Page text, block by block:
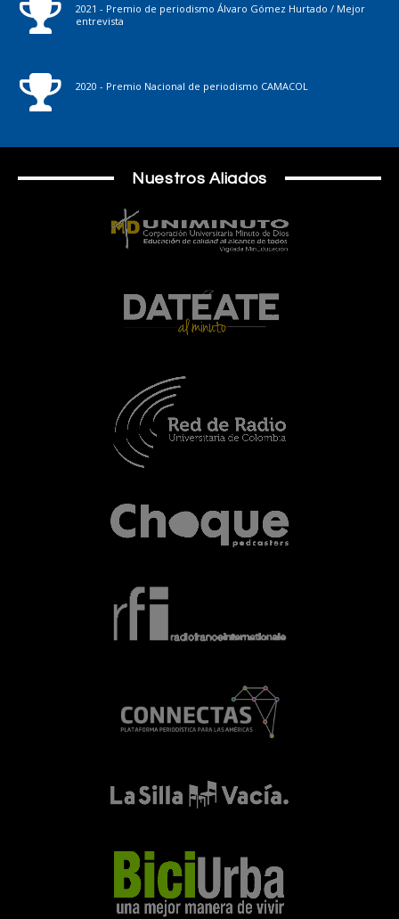
2021 - Premio de periodismo Álvaro Gómez Hurtado / Mejor
entrevista
2020 - Premio Nacional de periodismo CAMACOL
Nuestros Aliados